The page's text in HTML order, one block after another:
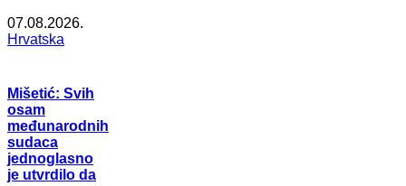
07.08.2026.
Hrvatska
Mišetić: Svih
osam
međunarodnih
sudaca
jednoglasno
je utvrdilo da